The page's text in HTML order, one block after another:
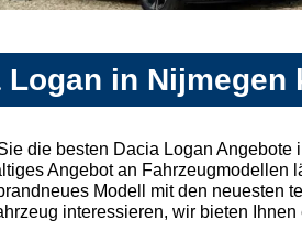
Logan in Nijmegen
die besten Dacia Logan
Angebot an Fahrzeugmodellen
Modell mit den neuesten
interessieren, wir bieten